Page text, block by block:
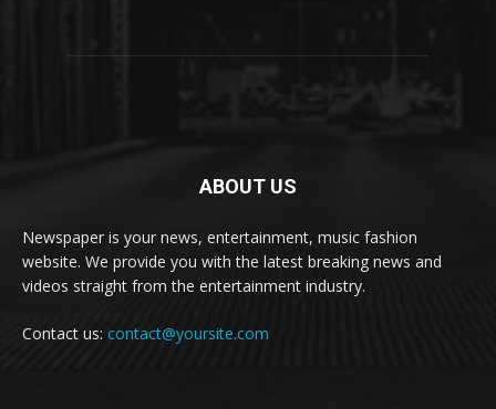
ABOUT US
Newspaper is your news, entertainment, music fashion
website. We provide you with the latest breaking news and
videos straight from the entertainment industry.
Contact us: contact@yoursite.com